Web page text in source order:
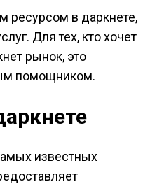
ресурсом в даркнете,
Для тех, кто хочет
рынок, это
помощником.
известных